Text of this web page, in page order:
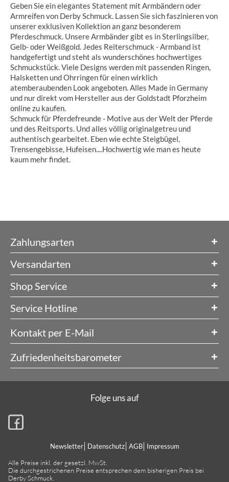
Geben Sie ein elegantes Statement mit Armbändern oder
Armreifen von Derby Schmuck. Lassen Sie sich faszinieren von
unserer exklusiven Kollektion an ganz besonderem
Pferdeschmuck. UnsereArmbänder gibt es in Sterlingsilber,
Gelb- oder Weißgold. Jedes Reiterschmuck - Armband ist
handgefertigt und steht als wunderschönes hochwertiges
Schmuckstück.Viele Designs werden mit passenden Ringen,
Halsketten und Ohrringen für einen wirklich
atemberaubenden Look angeboten.Alles Made in Germany
und nur direkt vom Hersteller aus der Goldstadt Pforzheim
online zu kaufen.
Schmuck für Pferdefreunde - Motive aus der Welt der Pferde
und des Reitsports. Und alles völlig originalgetreu und
authentisch gearbeitet. Eben wie echte Steigbügel,
Trensengebisse, Hufeisen....Hochwertig wie man es heute
kaum mehr findet.
Zahlungsarten
Versandarten
Shop Service
Service Hotline
Kontakt per E-Mail
Zufriedenheitsbarometer
Newsletter Datenschutz AGB Impressum
Alle Preise inkl. der gesetzl. MwSt.
Die durchgestrichenen Preise entsprechen dem bisherigen Preis bei
Derby Schmuck.
Folge uns auf